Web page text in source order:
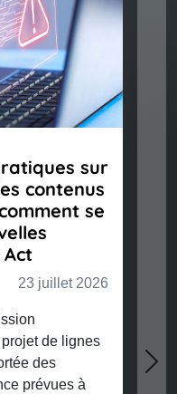
sur
contenus
se
Act
23 juillet 2026
de lignes
des
prévues à